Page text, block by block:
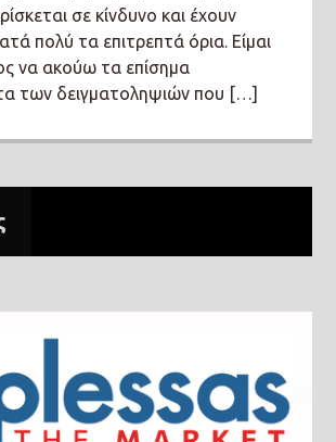
σε κίνδυνο και έχουν
πολύ τα επιτρεπτά όρια. Είμαι
να ακούω τα επίσημα
των δειγματοληψιών που […]